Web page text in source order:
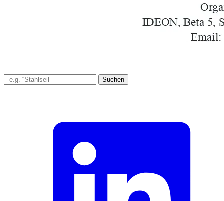
Suchen